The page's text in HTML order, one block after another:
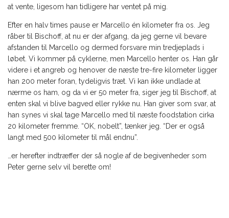
at vente, ligesom han tidligere har ventet på mig.
Efter en halv times pause er Marcello én kilometer fra os. Jeg
råber til Bischoff, at nu er der afgang, da jeg gerne vil bevare
afstanden til Marcello og dermed forsvare min tredjeplads i
løbet. Vi kommer på cyklerne, men Marcello henter os. Han går
videre i et angreb og henover de næste tre-fire kilometer ligger
han 200 meter foran, tydeligvis træt. Vi kan ikke undlade at
nærme os ham, og da vi er 50 meter fra, siger jeg til Bischoff, at
enten skal vi blive bagved eller rykke nu. Han giver som svar, at
han synes vi skal tage Marcello med til næste foodstation cirka
20 kilometer fremme. “OK, nobelt”, tænker jeg. “Der er også
langt med 500 kilometer til mål endnu”.
…er herefter indtræffer der så nogle af de begivenheder som
Peter gerne selv vil berette om!